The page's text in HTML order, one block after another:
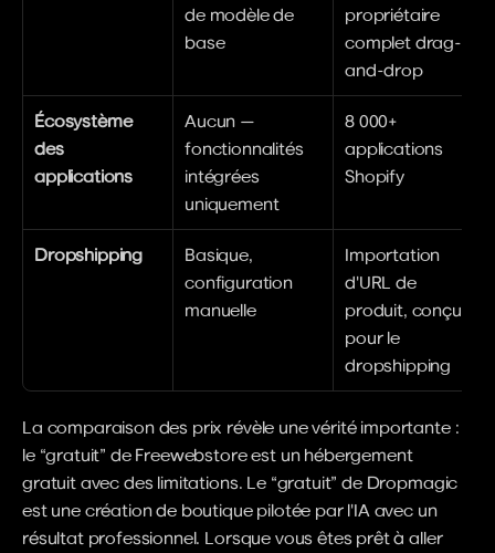
de modèle de
base
propriétaire
complet drag-
and-drop
Écosystème
des
applications
Aucun —
fonctionnalités
intégrées
uniquement
8 000+
applications
Shopify
Dropshipping
Basique,
configuration
manuelle
Importation
d'URL de
produit, conçu
pour le
dropshipping
La comparaison des prix révèle une vérité importante :
le “gratuit” de Freewebstore est un hébergement
gratuit avec des limitations. Le “gratuit” de Dropmagic
est une création de boutique pilotée par l'IA avec un
résultat professionnel. Lorsque vous êtes prêt à aller